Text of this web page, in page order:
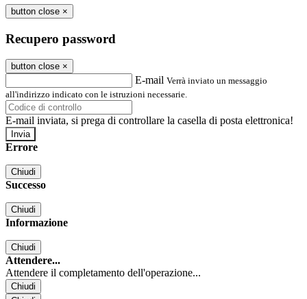
button close ×
Recupero password
button close ×
E-mail Verrà inviato un messaggio
all'indirizzo indicato con le istruzioni necessarie.
E-mail inviata, si prega di controllare la casella di posta elettronica!
Errore
Chiudi
Successo
Chiudi
Informazione
Chiudi
Attendere...
Attendere il completamento dell'operazione...
Chiudi